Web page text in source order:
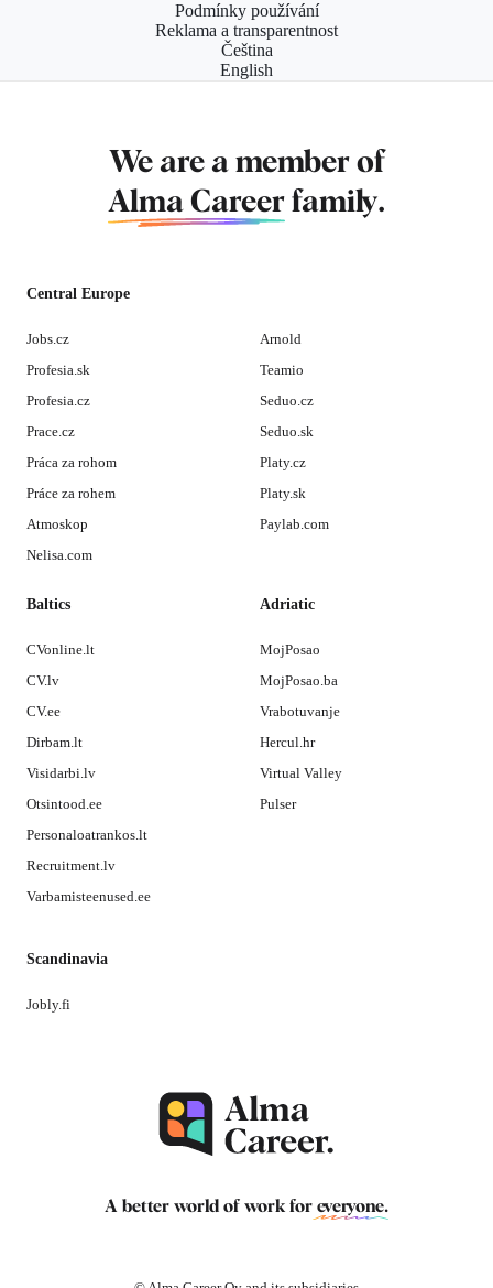
Podmínky používání
Reklama a transparentnost
Čeština
English
We are a member of
Alma Career family.
Central Europe
Jobs.cz
Profesia.sk
Profesia.cz
Prace.cz
Práca za rohom
Práce za rohem
Atmoskop
Nelisa.com
Arnold
Teamio
Seduo.cz
Seduo.sk
Platy.cz
Platy.sk
Paylab.com
Baltics
CVonline.lt
CV.lv
CV.ee
Dirbam.lt
Visidarbi.lv
Otsintood.ee
Personaloatrankos.lt
Recruitment.lv
Varbamisteenused.ee
Adriatic
MojPosao
MojPosao.ba
Vrabotuvanje
Hercul.hr
Virtual Valley
Pulser
Scandinavia
Jobly.fi
A better world of work for everyone.